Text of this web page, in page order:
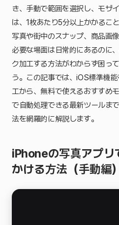
き、手動で範囲を選択し、モザ
は、1枚あたり5分以上かかるこ
写真や街中のスナップ、商品画
必要な場面は日常的にあるのに
ク加工する方法がわからず困っ
う。この記事では、iOS標準機
工から、無料で使えるおすすめ
で自動処理できる最新ツールま
法を網羅的に解説します。
iPhoneの写真アプリ
かける方法（手動編）